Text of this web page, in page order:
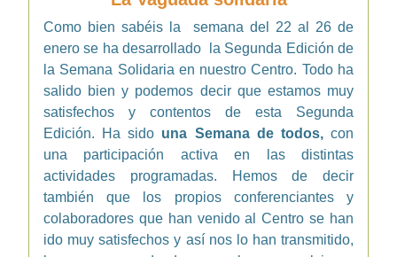
Como bien sabéis la semana del 22 al 26 de
enero se ha desarrollado la Segunda Edición de
la Semana Solidaria en nuestro Centro. Todo ha
salido bien y podemos decir que estamos muy
satisfechos y contentos de esta Segunda
Edición. Ha sido una Semana de todos,con
una participación activa en las distintas
actividades programadas. Hemos de decir
también que los propios conferenciantes y
colaboradores que han venido al Centro se han
ido muy satisfechos y así nos lo han transmitido,